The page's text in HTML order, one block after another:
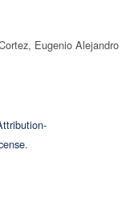
Eugenio Alejandro
.